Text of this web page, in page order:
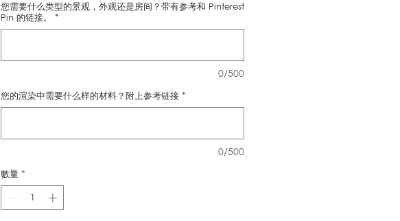
您需要什么类型的景观，外观还是房间？带有参考和 Pinterest
Pin 的链接。
*
0/500
您的渲染中需要什么样的材料？附上参考链接 *
0/500
數量 *